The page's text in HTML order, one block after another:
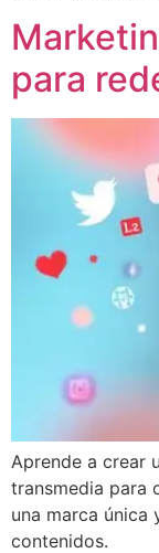
para
Aprende a crear
transmedia para
una marca única
contenidos.